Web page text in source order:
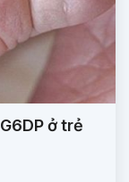
ở trẻ